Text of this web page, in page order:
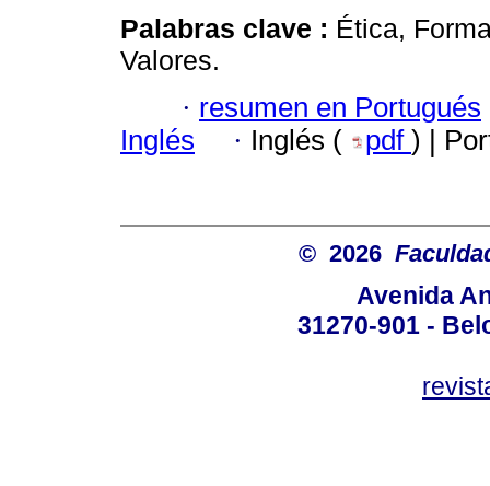
Palabras clave : Ética,
Valores.
· resumen en Portugués
Inglés
· Inglés ( pdf ) |
© 2026
Avenida
31270-901 -